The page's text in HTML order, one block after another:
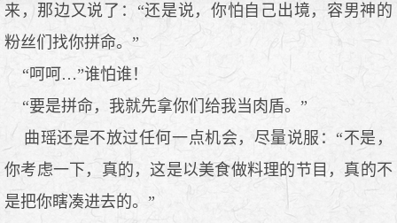
来，那边又说了：“还是说，你怕自己出境，容男神的
粉丝们找你拼命。”
“呵呵…”谁怕谁！
“要是拼命，我就先拿你们给我当肉盾。”
曲瑶还是不放过任何一点机会，尽量说服：“不是，
你考虑一下，真的，这是以美食做料理的节目，真的不
是把你瞎凑进去的。”